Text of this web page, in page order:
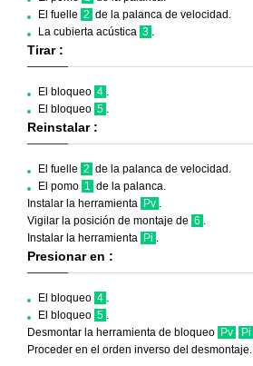
El fuelle 2 de la palanca de velocidad.
La cubierta acústica 3 .
Tirar :
El bloqueo 4 .
El bloqueo 5 .
Reinstalar :
El fuelle 2 de la palanca de velocidad.
El pomo 1 de la palanca.
Instalar la herramienta Pv .
Vigilar la posición de montaje de 6 .
Instalar la herramienta Pi .
Presionar en :
El bloqueo 4 .
El bloqueo 5 .
Desmontar la herramienta de bloqueo Pv Pi
Proceder en el orden inverso del desmontaje.